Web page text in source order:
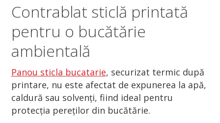
Contrablat sticlă printată
pentru o bucătărie
ambientală
Panou sticla bucatarie, securizat termic după
printare, nu este afectat de expunerea la apă,
caldură sau solvenți, fiind ideal pentru
protecția pereților din bucătărie.